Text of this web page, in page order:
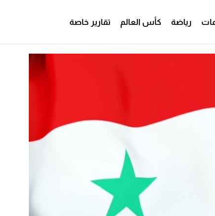
رياضة كأس العالم تقارير خاصة